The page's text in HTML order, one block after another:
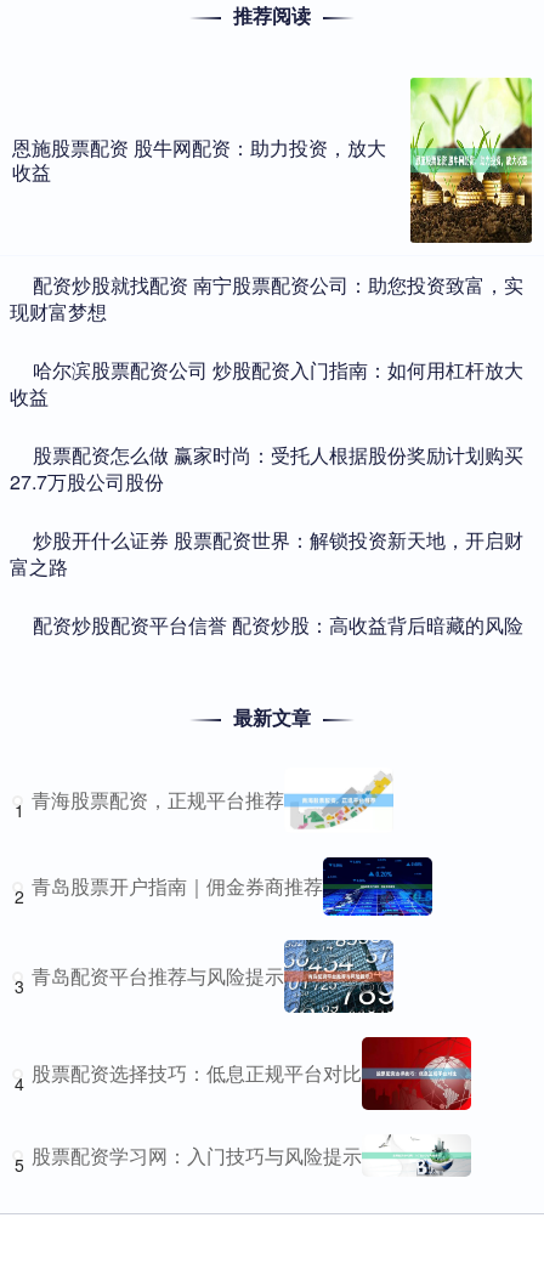
推荐阅读
恩施股票配资 股牛网配资：助力投资，放大
收益
​配资炒股就找配资 南宁股票配资公司：助您投资致富，实
现财富梦想
​哈尔滨股票配资公司 炒股配资入门指南：如何用杠杆放大
收益
​股票配资怎么做 赢家时尚：受托人根据股份奖励计划购买
27.7万股公司股份
​炒股开什么证券 股票配资世界：解锁投资新天地，开启财
富之路
​配资炒股配资平台信誉 配资炒股：高收益背后暗藏的风险
最新文章
1 青海股票配资，正规平台推荐
2 青岛股票开户指南｜佣金券商推荐
3 青岛配资平台推荐与风险提示
4 股票配资选择技巧：低息正规平台对比
5 股票配资学习网：入门技巧与风险提示